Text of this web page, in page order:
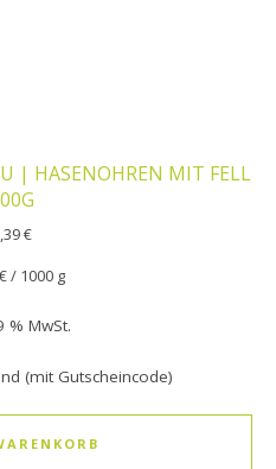
| HASENOHREN MIT FELL
€
€/ 1000 g
% MwSt.
(mit Gutscheincode)